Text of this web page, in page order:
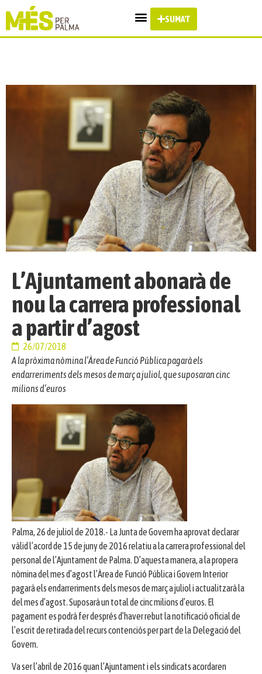
SUMA'T
L’Ajuntament abonarà de
nou la carrera professional
a partir d’agost
26/07/2018
A la pròxima nòmina l’Àrea de Funció Pública pagarà els
endarreriments dels mesos de març a juliol, que suposaran cinc
milions d’euros
Palma, 26 de juliol de 2018.- La Junta de Govern ha aprovat declarar
vàlid l’acord de 15 de juny de 2016 relatiu a la carrera professional del
personal de l’Ajuntament de Palma. D’aquesta manera, a la propera
nòmina del mes d’agost l’Àrea de Funció Pública i Govern Interior
pagarà els endarreriments dels mesos de març a juliol i actualitzarà la
del mes d’agost. Suposarà un total de cinc milions d’euros. El
pagament es podrà fer després d’haver rebut la notificació oficial de
l’escrit de retirada del recurs contenciós per part de la Delegació del
Govern.
Va ser l’abril de 2016 quan l’Ajuntament i els sindicats acordaren